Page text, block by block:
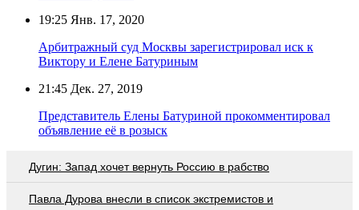
19:25 Янв. 17, 2020
Арбитражный суд Москвы зарегистрировал иск к
Виктору и Елене Батуриным
21:45 Дек. 27, 2019
Представитель Елены Батуриной прокомментировал
объявление её в розыск
Дугин: Запад хочет вернуть Россию в рабство
Павла Дурова внесли в список экстремистов и